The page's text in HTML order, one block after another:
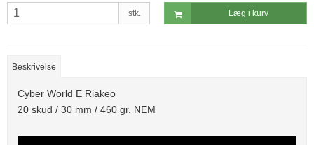
stk. Læg i kurv
Beskrivelse
Cyber World E Riakeo
20 skud / 30 mm / 460 gr. NEM